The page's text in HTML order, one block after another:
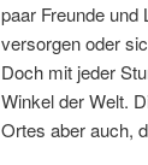
paar Freunde und
versorgen oder
Doch mit jeder
Winkel der Welt.
Ortes aber auch,